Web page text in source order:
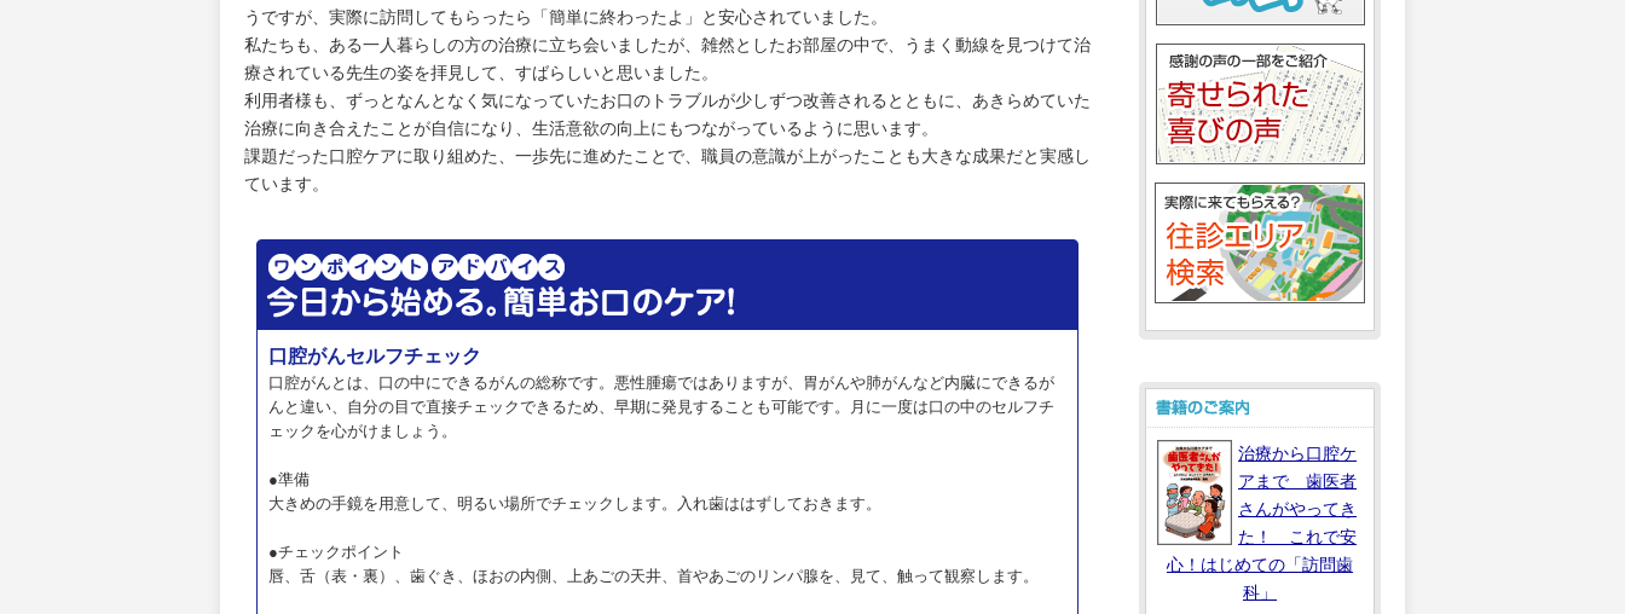
うですが、実際に訪問してもらったら「簡単に終わったよ」と安心されていました。
私たちも、ある一人暮らしの方の治療に立ち会いましたが、雑然としたお部屋の中で、うまく動線を見つけて治
療されている先生の姿を拝見して、すばらしいと思いました。
利用者様も、ずっとなんとなく気になっていたお口のトラブルが少しずつ改善されるとともに、あきらめていた
治療に向き合えたことが自信になり、生活意欲の向上にもつながっているように思います。
課題だった口腔ケアに取り組めた、一歩先に進めたことで、職員の意識が上がったことも大きな成果だと実感し
ています。
口腔がんセルフチェック
口腔がんとは、口の中にできるがんの総称です。悪性腫瘍ではありますが、胃がんや肺がんなど内臓にできるが
んと違い、自分の目で直接チェックできるため、早期に発見することも可能です。月に一度は口の中のセルフチ
ェックを心がけましょう。
●準備
大きめの手鏡を用意して、明るい場所でチェックします。入れ歯ははずしておきます。
●チェックポイント
唇、舌（表・裏）、歯ぐき、ほおの内側、上あごの天井、首やあごのリンパ腺を、見て、触って観察します。
治療から口腔ケ
アまで 歯医者
さんがやってき
た！ これで安
心！はじめての「訪問歯
科」